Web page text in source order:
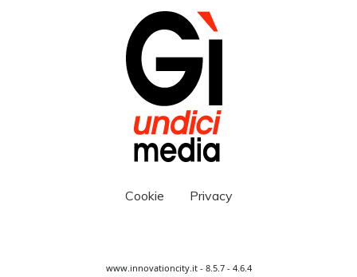
Cookie Privacy
www.innovationcity.it - 8.5.7 - 4.6.4